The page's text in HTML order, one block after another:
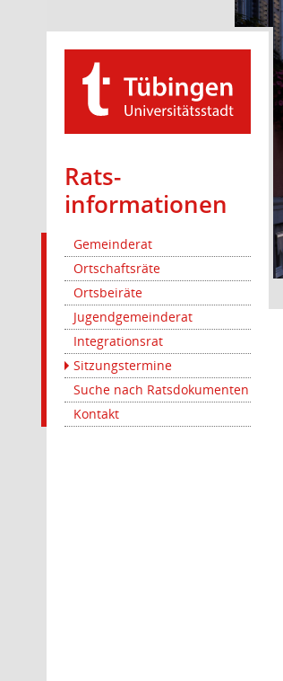
Rats­
informationen
Gemeinderat
Ortschaftsräte
Ortsbeiräte
Jugendgemeinderat
Integrationsrat
Sitzungstermine
Suche nach Ratsdokumenten
Kontakt